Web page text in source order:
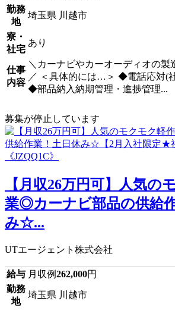
勤務
地
埼玉県 川越市
寮・
社宅
あり
仕事
内容
＼カーナビやカーオーディオの製
／ ＜具体的には…＞ ◆電話応対(
◆部品納入納期管理・進捗管理...
募集が停止しています
【月収26万円可】人気の
業◎カーナビ部品の供給
み☆...
UTエージェント株式会社
給与 月収例262,000円
勤務
地
埼玉県 川越市